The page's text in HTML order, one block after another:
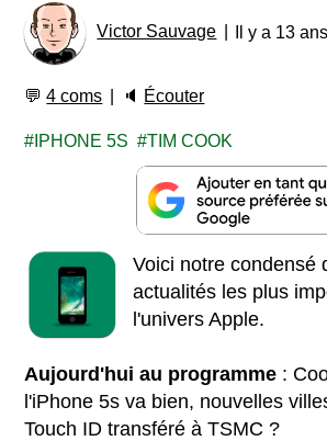
Victor Sauvage Il y a 13
💬4 coms 🔈 Écouter
IPHONE 5S TIM COOK
Voici notre condensé
actualités les plus
l'univers Apple.
Aujourd'hui au programme :
l'iPhone 5s va bien, nouvelles
Touch ID transféré à TSMC ?